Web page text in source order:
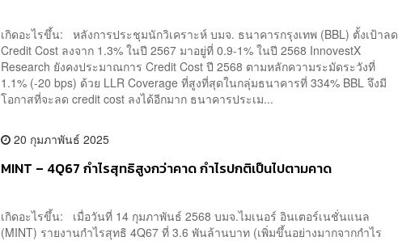
เกิดอะไรขึ้น: หลังการประชุมนักวิเคราะห์ บมจ. ธนาคารกรุงเทพ (BBL) ตั้งเป้าลด
Credit Cost ลงจาก 1.3% ในปี 2567 มาอยู่ที่ 0.9-1% ในปี 2568 InnovestX
Research ยังคงประมาณการ Credit Cost ปี 2568 ตามหลักความระมัดระวังที่
1.1% (-20 bps) ด้วย LLR Coverage ที่สูงที่สุดในกลุ่มธนาคารที่ 334% BBL จึงมี
โอกาสที่จะลด credit cost ลงได้อีกมาก ธนาคารประเม...
20 กุมภาพันธ์ 2025
MINT – 4Q67 กำไรสุทธิสูงกว่าคาด กำไรปกติเป็นไปตามคาด
เกิดอะไรขึ้น: เมื่อวันที่ 14 กุมภาพันธ์ 2568 บมจ.ไมเนอร์ อินเตอร์เนชั่นแนล
(MINT) รายงานกำไรสุทธิ 4Q67 ที่ 3.6 พันล้านบาท (เพิ่มขึ้นอย่างมากจากกำไร